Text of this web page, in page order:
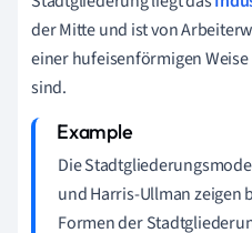
der Mitte und ist von
einer hufeisenförmigen
sind.
Die
und Harris-Ullman zeigen
Formen der